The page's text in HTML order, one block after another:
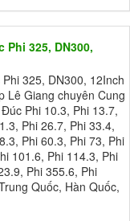
Phi 325, DN300,
325, DN300, 12Inch
Lê Giang chuyên Cung
Phi 10.3, Phi 13.7,
Phi 26.7, Phi 33.4,
Phi 60.3, Phi 73, Phi
101.6, Phi 114.3, Phi
Phi 355.6, Phi
Quốc, Hàn Quốc,